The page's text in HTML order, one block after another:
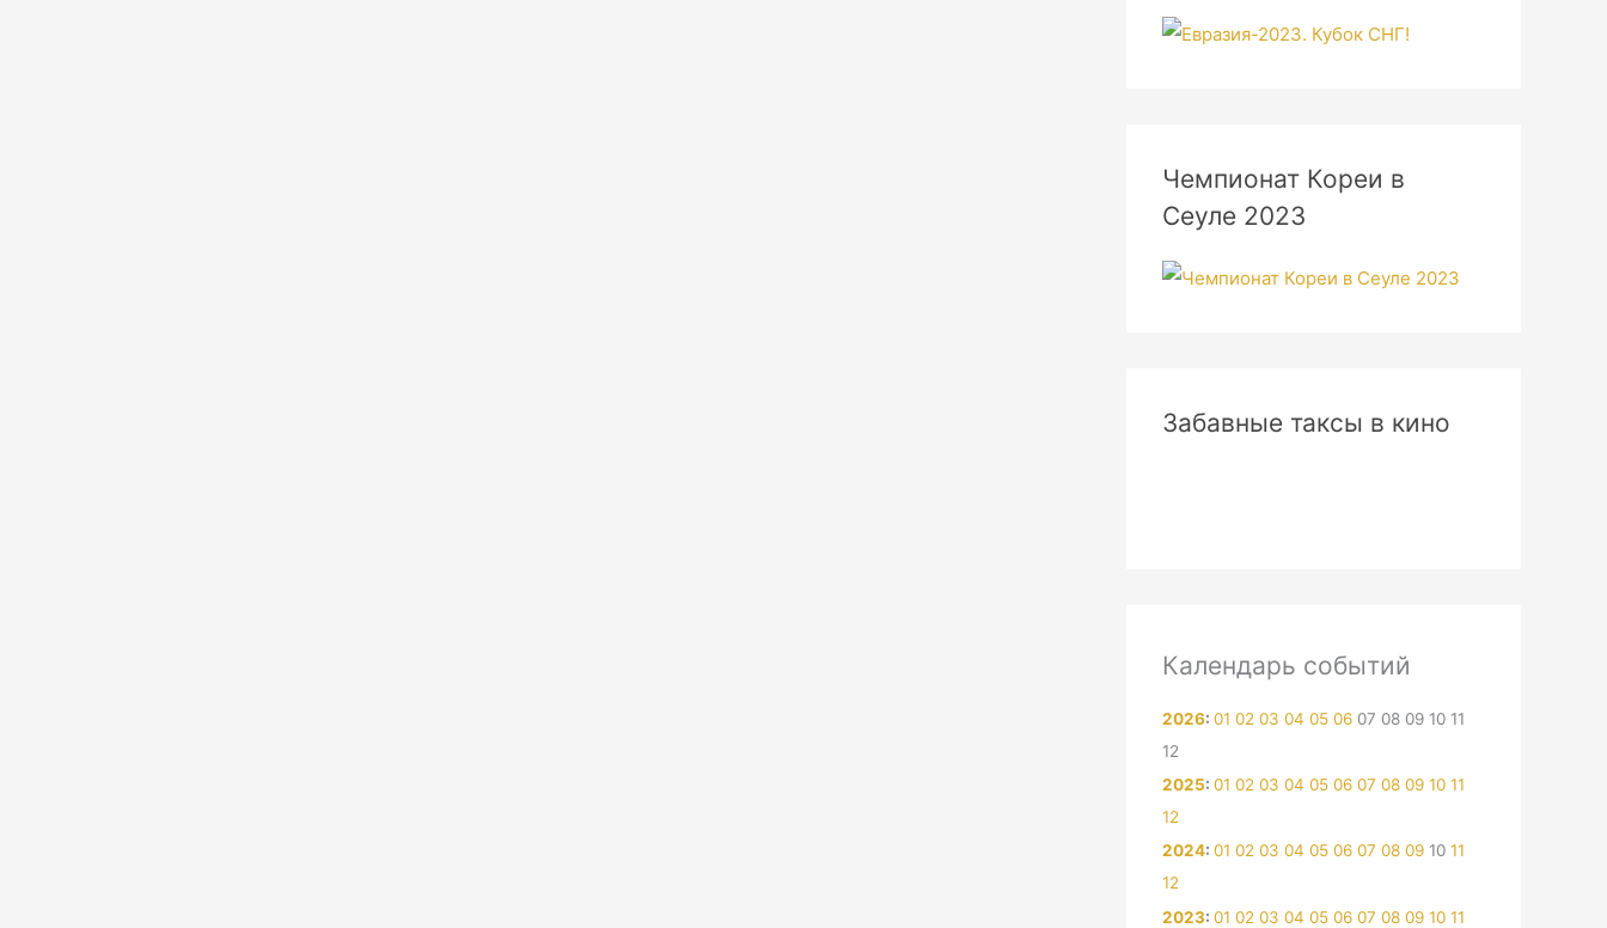
Чемпионат Кореи в
Сеуле 2023
Забавные таксы в кино
Календарь событий
2026: 01 02 03 04 05 06 07 08 09 10 11
12
2025: 01 02 03 04 05 06 07 08 09 10 11
12
2024: 01 02 03 04 05 06 07 08 09 10 11
12
2023: 01 02 03 04 05 06 07 08 09 10 11